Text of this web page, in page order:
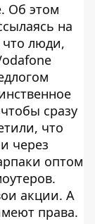
Об этом
на
что люди,
сразу
что
через
оптом
акции. А
права.